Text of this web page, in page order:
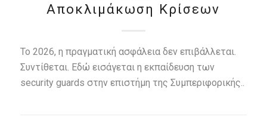
Αποκλιμάκωση Κρίσεων
Το 2026, η πραγματική ασφάλεια δεν επιβάλλεται.
Συντίθεται. Εδώ εισάγεται η εκπαίδευση των
security guards στην επιστήμη της Συμπεριφορικής..